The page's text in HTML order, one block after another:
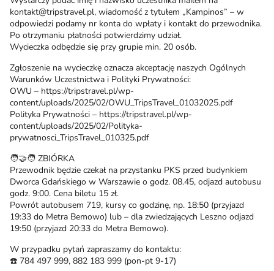
kontakt@tripstravel.pl, wiadomość z tytułem „Kampinos” – w
odpowiedzi podamy nr konta do wpłaty i kontakt do przewodnika.
Po otrzymaniu płatności potwierdzimy udział.
Wycieczka odbędzie się przy grupie min. 20 osób.
Zgłoszenie na wycieczkę oznacza akceptację naszych Ogólnych
Warunków Uczestnictwa i Polityki Prywatności:
OWU – https://tripstravel.pl/wp-
content/uploads/2025/02/OWU_TripsTravel_01032025.pdf
Polityka Prywatności – https://tripstravel.pl/wp-
content/uploads/2025/02/Polityka-
prywatnosci_TripsTravel_010325.pdf
🧑‍🤝‍🧑 ZBIÓRKA
Przewodnik będzie czekał na przystanku PKS przed budynkiem
Dworca Gdańskiego w Warszawie o godz. 08.45, odjazd autobusu
godz. 9:00. Cena biletu 15 zł.
Powrót autobusem 719, kursy co godzinę, np. 18:50 (przyjazd
19:33 do Metra Bemowo) lub – dla zwiedzających Leszno odjazd
19:50 (przyjazd 20:33 do Metra Bemowo).
W przypadku pytań zapraszamy do kontaktu:
☎️ 784 497 999, 882 183 999 (pon-pt 9-17)